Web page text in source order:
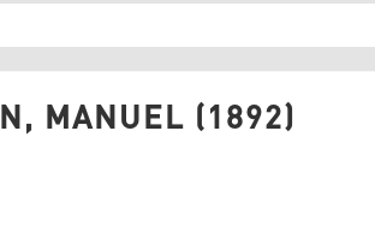
usted aquí
MANUEL (1892)